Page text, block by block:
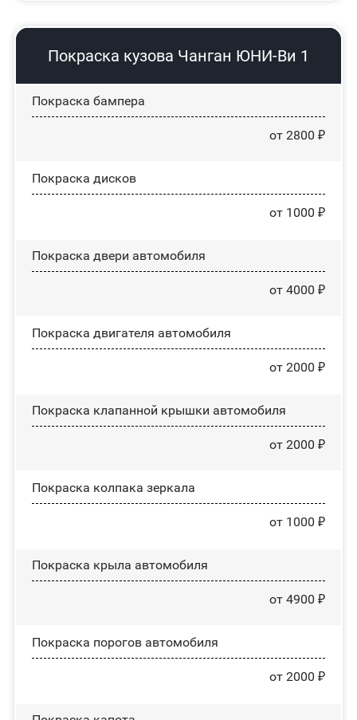
Покраска кузова Чанган ЮНИ-Ви 1
Покраска бампера
от 2800 ₽
Покраска дисков
от 1000 ₽
Покраска двери автомобиля
от 4000 ₽
Покраска двигателя автомобиля
от 2000 ₽
Покраска клапанной крышки автомобиля
от 2000 ₽
Покраска колпака зеркала
от 1000 ₽
Покраска крыла автомобиля
от 4900 ₽
Покраска порогов автомобиля
от 2000 ₽